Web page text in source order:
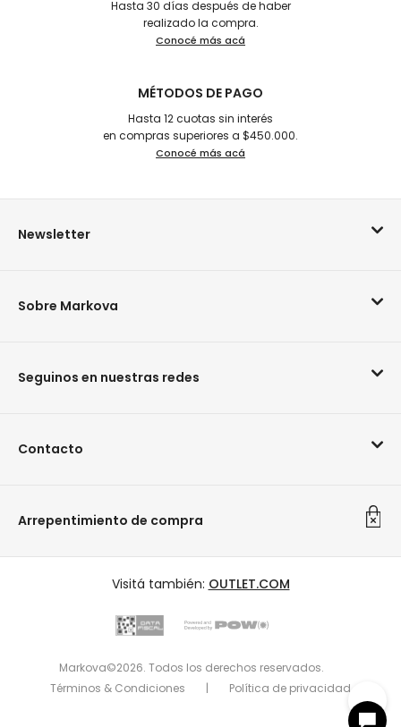
Hasta 30 días después de haber
realizado la compra.
Conocé más acá
MÉTODOS DE PAGO
Hasta 12 cuotas sin interés
en compras superiores a $450.000.
Conocé más acá
Newsletter
Sobre Markova
Seguinos en nuestras redes
Contacto
Arrepentimiento de compra
Visitá también: OUTLET.COM
Markova©2026. Todos los derechos reservados.
Términos & Condiciones
| Política de privacidad